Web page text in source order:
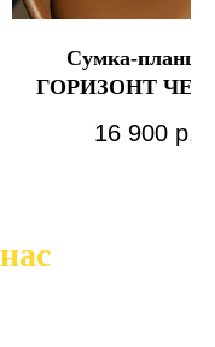
Сумка-
ГОРИЗОНТ
16 900 р.